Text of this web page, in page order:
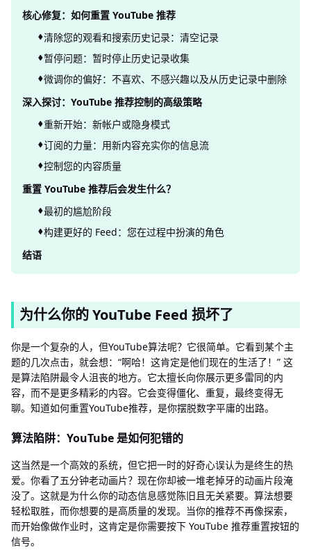
核心修复：如何重置 YouTube 推荐
清除您的观看和搜索历史记录：清空记录
暂停问题：暂时停止历史记录收集
微调你的偏好：不喜欢、不感兴趣以及从历史记录中删除
深入探讨：YouTube 推荐控制的高级策略
重新开始：新帐户或隐身模式
订阅的力量：用新内容充实你的信息流
控制您的内容质量
重置 YouTube 推荐后会发生什么？
最初的尴尬阶段
构建更好的 Feed：您在过程中扮演的角色
结语
为什么你的 YouTube Feed 损坏了
你是一个复杂的人，但YouTube算法呢？它很简单。它看到某个主
题的几次点击，就会想：“啊哈！这肯定是他们现在的生活了！” 这
是算法陷阱最令人沮丧的地方。它太擅长向你展示更多雷同的内
容，而不是更多精彩的内容。它会变得僵化、重复，最终变得无
聊。知道如何重置YouTube推荐，是你摆脱数字平庸的出路。
算法陷阱：YouTube 是如何犯错的
这当然是一个高效的系统，但它把一时的好奇心误认为是终生的热
爱。你看了五分钟老动画片？现在你却被一堆老掉牙的动画片段淹
没了。这就是为什么你的动态信息感觉陈旧且无关紧要。算法想要
轻松取胜，而你想要的是高质量的发现。当你的推荐不再像探索，
而开始像做作业时，这肯定是你需要按下 YouTube 推荐重置按钮的
信号。